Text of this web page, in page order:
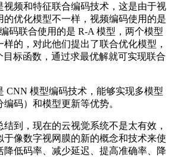
频和特征联合编码技术，这是由于视
的优化模型不一样，视频编码使用的是
码联合使用的是 R-A 模型，两个模型
的，对此他们提出了联合优化模型，
目标函数，通过求最优解就可实现联合
模型编码技术，能够实现多模型
码）和模型更新等优势。
，现在的云视觉系统不是太有效，
于像数字视网膜的新的概念和技术来使
降低码率、减少延迟、提高准确率、降